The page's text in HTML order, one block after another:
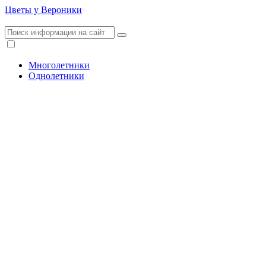
Цветы у Вероники
Многолетники
Однолетники